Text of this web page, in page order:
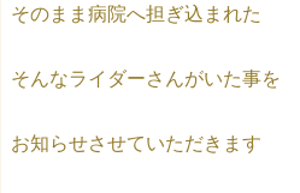
そのまま病院へ担ぎ込まれた
そんなライダーさんがいた事を
お知らせさせていただきます